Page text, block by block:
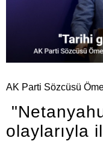
AK Parti Sözcüsü
olaylarıyla